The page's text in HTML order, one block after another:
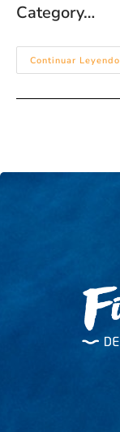
Category…
Continuar Leyendo